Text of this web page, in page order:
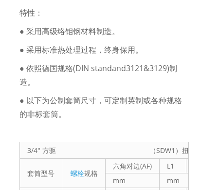
特性：
● 采用高级络钼钢材料制造。
● 采用标准热处理过程，终身保用。
● 依照德国规格(DIN standand3121&3129)制
造。
● 以下为公制套筒尺寸，可定制英制或各种规格
的非标套筒。
3/4" 方驱 （SDW1）扭矩扳手用
套筒型号 螺栓规格
六角对边(AF) L1
mm
mm